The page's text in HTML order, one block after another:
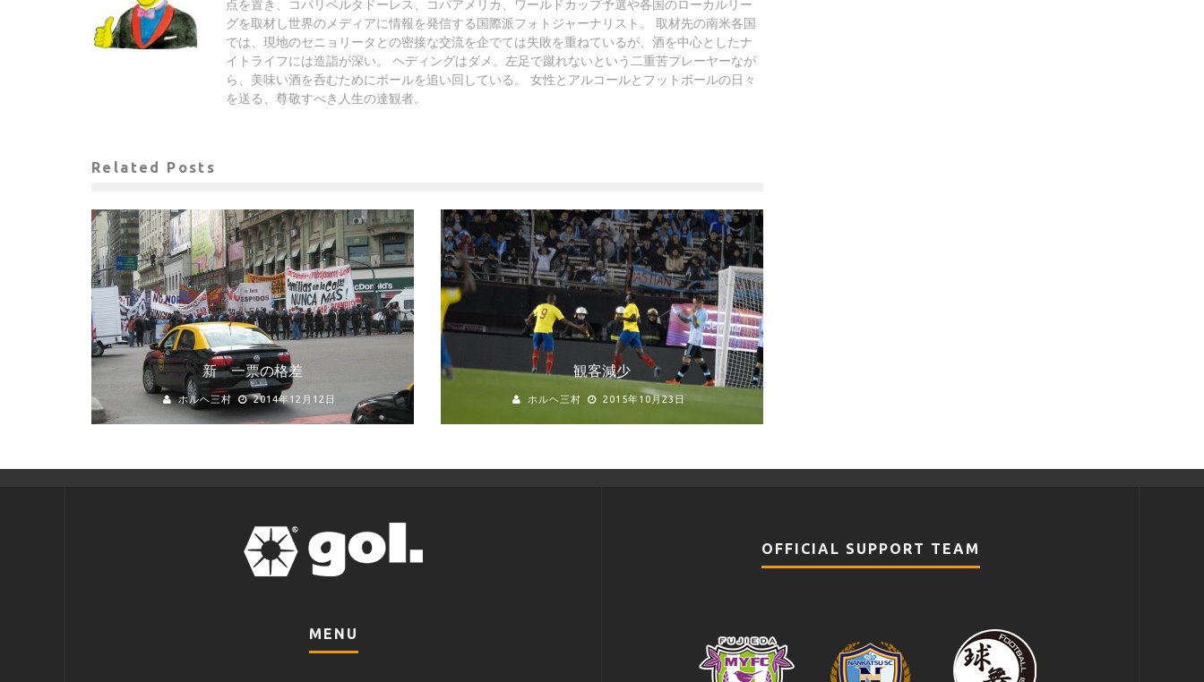
点を置き、コパリベルタドーレス、コパアメリカ、ワールドカップ予選や各国のローカルリー
グを取材し世界のメディアに情報を発信する国際派フォトジャーナリスト。 取材先の南米各国
では、現地のセニョリータとの密接な交流を企でては失敗を重ねているが、酒を中心としたナ
イトライフには造詣が深い。 ヘディングはダメ。左足で蹴れないという二重苦プレーヤーなが
ら、美味い酒を呑むためにボールを追い回している。 女性とアルコールとフットボールの日々
を送る、尊敬すべき人生の達観者。
Related Posts
新 一票の格差
ホルヘ三村 2014年12月12日
観客減少
ホルヘ三村 2015年10月23日
MENU
OFFICIAL SUPPORT TEAM